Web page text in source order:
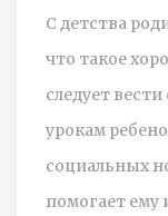
С детства
что такое
следует
урокам
социальных
помогает ему